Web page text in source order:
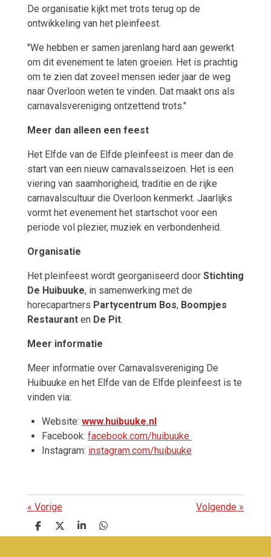
De organisatie kijkt met trots terug op de
ontwikkeling van het pleinfeest.
"We hebben er samen jarenlang hard aan gewerkt
om dit evenement te laten groeien. Het is prachtig
om te zien dat zoveel mensen ieder jaar de weg
naar Overloon weten te vinden. Dat maakt ons als
carnavalsvereniging ontzettend trots."
Meer dan alleen een feest
Het Elfde van de Elfde pleinfeest is meer dan de
start van een nieuw carnavalsseizoen. Het is een
viering van saamhorigheid, traditie en de rijke
carnavalscultuur die Overloon kenmerkt. Jaarlijks
vormt het evenement het startschot voor een
periode vol plezier, muziek en verbondenheid.
Organisatie
Het pleinfeest wordt georganiseerd door Stichting
De Huibuuke, in samenwerking met de
horecapartners Partycentrum Bos, Boompjes
Restauranten De Pit.
Meer informatie
Meer informatie over Carnavalsvereniging De
Huibuuke en het Elfde van de Elfde pleinfeest is te
vinden via:
Website: www.huibuuke.nl
Facebook: facebook.com/huibuuke
Instagram: instagram.com/huibuuke
« Vorige Volgende »
D
e
D
e
S
h
D
e